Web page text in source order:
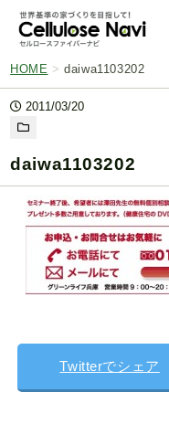
HOME >daiwa1103202
2011/03/20
daiwa1103202
Twitterでシェア